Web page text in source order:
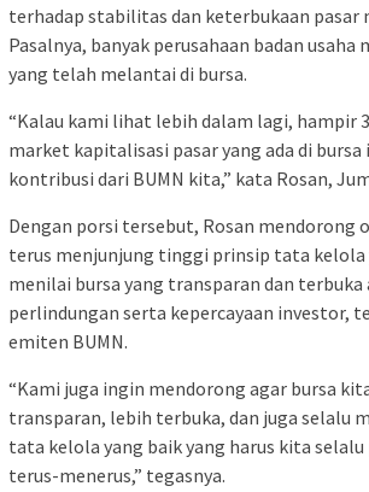
terhadap stabilitas dan keterbukaan pasar
Pasalnya, banyak perusahaan badan usaha
yang telah melantai di bursa.
“Kalau kami lihat lebih dalam lagi, hampir
market kapitalisasi pasar yang ada di bursa
kontribusi dari BUMN kita,” kata Rosan,
Dengan porsi tersebut, Rosan mendorong
terus menjunjung tinggi prinsip tata kelola
menilai bursa yang transparan dan
perlindungan serta kepercayaan investor,
emiten BUMN.
“Kami juga ingin mendorong agar bursa
transparan, lebih terbuka, dan juga selalu
tata kelola yang baik yang harus kita selalu
terus-menerus,” tegasnya.